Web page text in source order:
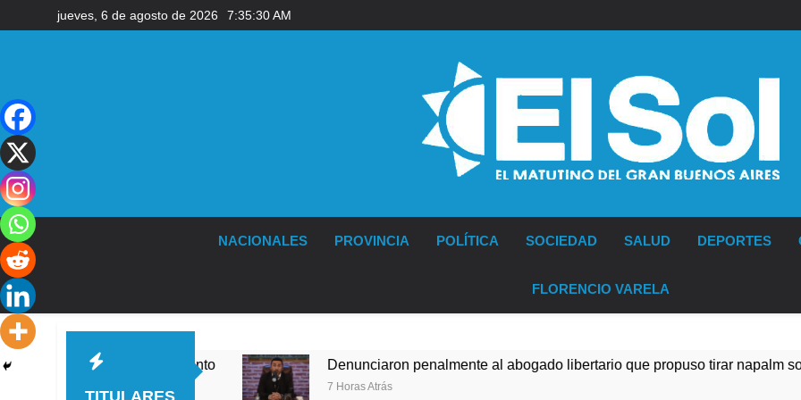
al
jueves, 6 de agosto de 2026 7:35:31 AM
NACIONALES PROVINCIA POLÍTICA SOCIEDAD SALUD DEPORTES
FLORENCIO VARELA
TITULARES
de viento Denunciaron penalmente al abogado libertario que propuso tirar napalm sobre el Gran
7 Horas Atrás